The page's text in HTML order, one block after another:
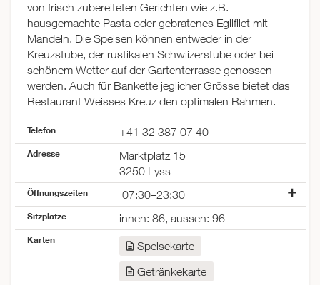
von frisch zubereiteten Gerichten wie z.B.
hausgemachte Pasta oder gebratenes Eglifilet mit
Mandeln. Die Speisen können entweder in der
Kreuzstube, der rustikalen Schwiizerstube oder bei
schönem Wetter auf der Gartenterrasse genossen
werden. Auch für Bankette jeglicher Grösse bietet das
Restaurant Weisses Kreuz den optimalen Rahmen.
Telefon +41 32 387 07 40
Adresse
Marktplatz 15
3250 Lyss
Öffnungszeiten
07:30–23:30
Montag
Mittwoch
07:00–23:30
07:00–23:30
07:00–23:30
07:00–23:30
Sitzplätze innen: 86, aussen: 96
Karten
Speisekarte
Getränkekarte